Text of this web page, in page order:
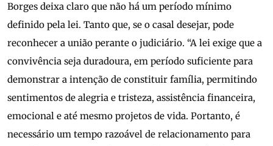
Borges deixa claro que não há um período mínimo
definido pela lei. Tanto que, se o casal desejar, pode
reconhecer a união perante o judiciário. “A lei exige que a
convivência seja duradoura, em período suficiente para
demonstrar a intenção de constituir família, permitindo
sentimentos de alegria e tristeza, assistência financeira,
emocional e até mesmo projetos de vida. Portanto, é
necessário um tempo razoável de relacionamento para